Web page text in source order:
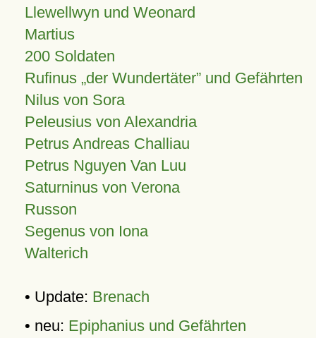
Llewellwyn und Weonard
Martius
200 Soldaten
Rufinus „der Wundertäter” und Gefährten
Nilus von Sora
Peleusius von Alexandria
Petrus Andreas Challiau
Petrus Nguyen Van Luu
Saturninus von Verona
Russon
Segenus von Iona
Walterich
• Update: Brenach
• neu: Epiphanius und Gefährten